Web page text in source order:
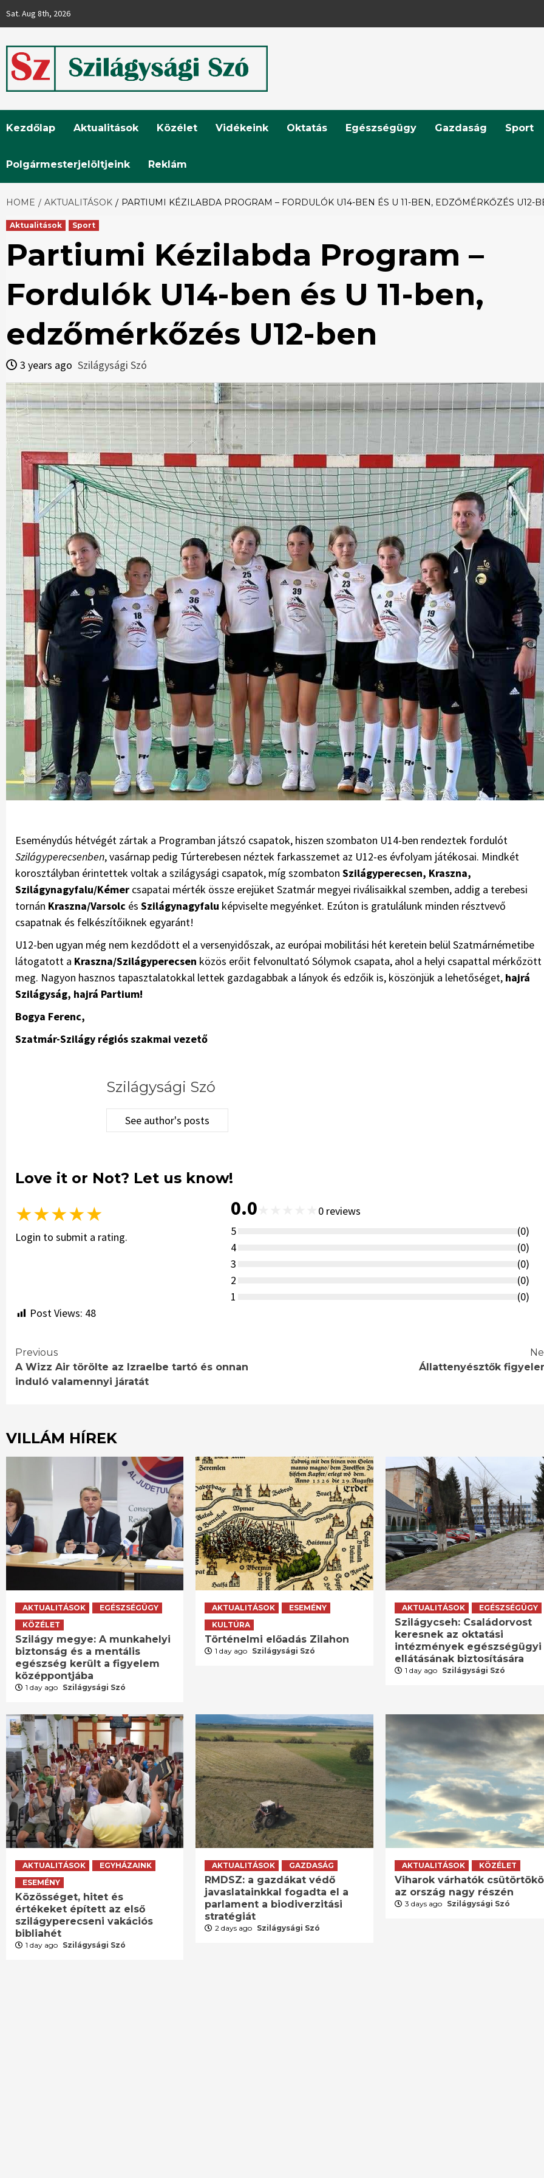
Sat. Aug 8th, 2026
Szilágysági
Szó
Kezdőlap Aktualitások Közélet Vidékeink Oktatás Egészségügy Gazdaság Sport
Polgármesterjelöltjeink Reklám
HOME AKTUALITÁSOK PARTIUMI KÉZILABDA PROGRAM – FORDULÓK U14-BEN ÉS U 11-BEN, EDZŐMÉRKŐZÉS U12-
Aktualitások Sport
Partiumi Kézilabda Program –
Fordulók U14-ben és U 11-ben,
edzőmérkőzés U12-ben
3 years ago Szilágysági Szó
Eseménydús hétvégét zártak a Programban játszó csapatok, hiszen szombaton U14-ben rendeztek fordulót
Szilágyperecsenben, vasárnap pedig Túrterebesen néztek farkasszemet az U12-es évfolyam játékosai. Mindkét
korosztályban érintettek voltak a szilágysági csapatok, míg szombaton Szilágyperecsen, Kraszna,
Szilágynagyfalu/Kémer csapatai mérték össze erejüket Szatmár megyei riválisaikkal szemben, addig a terebesi
tornán Kraszna/Varsolc és Szilágynagyfalu képviselte megyénket. Ezúton is gratulálunk minden résztvevő
csapatnak és felkészítőiknek egyaránt!
U12-ben ugyan még nem kezdődött el a versenyidőszak, az európai mobilitási hét keretein belül Szatmárnémetibe
látogatott a Kraszna/Szilágyperecsen közös erőit felvonultató Sólymok csapata, ahol a helyi csapattal mérkőzött
meg. Nagyon hasznos tapasztalatokkal lettek gazdagabbak a lányok és edzőik is, köszönjük a lehetőséget, hajrá
Szilágyság, hajrá Partium!
Bogya Ferenc,
Szatmár-Szilágy régiós szakmai vezető
Szilágysági Szó
See author's posts
Love it or Not? Let us know!
★★★★★
Login to submit a rating.
0.0 0 reviews
5
(0)
4
(0)
3
(0)
2
(0)
1
(0)
Post Views: 48
Continue
Reading
Previous
A Wizz Air törölte az Izraelbe tartó és onnan
induló valamennyi járatát
Állattenyésztők
VILLÁM HÍREK
AKTUALITÁSOK
EGÉSZSÉGÜGY
KÖZÉLET
Szilágy megye: A munkahelyi
biztonság és a mentális
egészség került a figyelem
középpontjába
1 day ago Szilágysági Szó
AKTUALITÁSOK
ESEMÉNY
KULTÚRA
Történelmi előadás Zilahon
1 day ago Szilágysági Szó
AKTUALITÁSOK EGÉSZSÉGÜGY
Szilágycseh: Családorvost
keresnek az oktatási
intézmények egészségügyi
ellátásának biztosítására
1 day ago Szilágysági Szó
AKTUALITÁSOK
EGYHÁZAINK
ESEMÉNY
Közösséget, hitet és
értékeket épített az első
szilágyperecseni vakációs
bibliahét
1 day ago Szilágysági Szó
AKTUALITÁSOK GAZDASÁG
RMDSZ: a gazdákat védő
javaslatainkkal fogadta el a
parlament a biodiverzitási
stratégiát
2 days ago Szilágysági Szó
AKTUALITÁSOK KÖZÉLET
Viharok várhatók
az ország nagy részén
3 days ago Szilágysági Szó